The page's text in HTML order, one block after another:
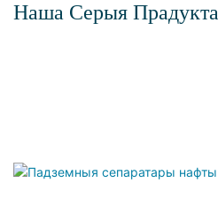
Наша Серыя